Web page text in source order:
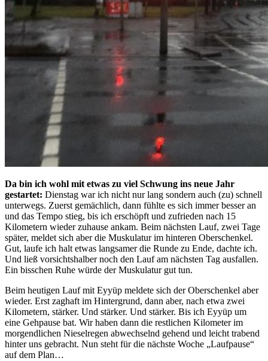
Da bin ich wohl mit etwas zu viel Schwung ins neue Jahr
gestartet: Dienstag war ich nicht nur lang sondern auch (zu) schnell
unterwegs. Zuerst gemächlich, dann fühlte es sich immer besser an
und das Tempo stieg, bis ich erschöpft und zufrieden nach 15
Kilometern wieder zuhause ankam. Beim nächsten Lauf, zwei Tage
später, meldet sich aber die Muskulatur im hinteren Oberschenkel.
Gut, laufe ich halt etwas langsamer die Runde zu Ende, dachte ich.
Und ließ vorsichtshalber noch den Lauf am nächsten Tag ausfallen.
Ein bisschen Ruhe würde der Muskulatur gut tun.
Beim heutigen Lauf mit Eyyüp meldete sich der Oberschenkel aber
wieder. Erst zaghaft im Hintergrund, dann aber, nach etwa zwei
Kilometern, stärker. Und stärker. Und stärker. Bis ich Eyyüp um
eine Gehpause bat. Wir haben dann die restlichen Kilometer im
morgendlichen Nieselregen abwechselnd gehend und leicht trabend
hinter uns gebracht. Nun steht für die nächste Woche „Laufpause“
auf dem Plan…